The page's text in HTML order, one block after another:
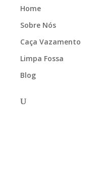
Home
Sobre Nós
Caça Vazamento
Limpa Fossa
Blog